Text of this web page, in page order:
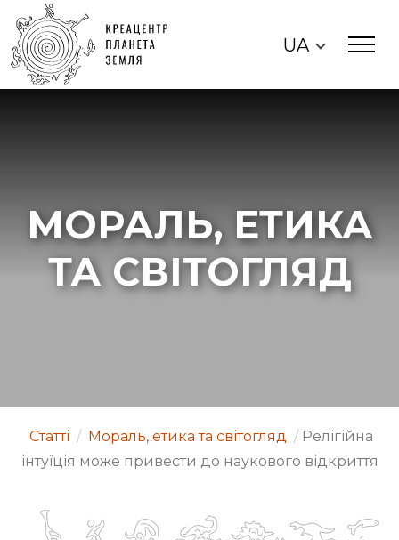
UA
МОРАЛЬ, ЕТИКА
ТА СВІТОГЛЯД
Статті / Мораль, етика та світогляд / Релігійна
інтуїція може привести до наукового відкриття